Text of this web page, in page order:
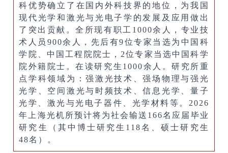
科优势确立了在国内外科技界的地位，为我国
现代光学和激光与光电子学的发展及应用做出
了突出贡献。全所现有职工1000余人，专业技
术人员900余人，先后有9位专家当选为中国科
学院、中国工程院院士，2位专家当选中国科学
院外籍院士。在读研究生1000余人。研究所重
点学科领域为：强激光技术、强场物理与强光
光学、空间激光与时频技术、信息光学、量子
光学、激光与光电子器件、光学材料等。2026
年上海光机所预计将为社会输送166名应届毕业
研究生（其中博士研究生118名、硕士研究生
48名）。